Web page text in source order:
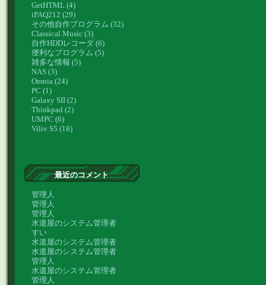
GetHTML (4)
iPAQ212 (29)
その他自作プログラム (32)
Classical Music (3)
自作HDDレコーダ (6)
便利なプログラム (5)
雑多な情報 (5)
NAS (3)
Omnia (24)
PC (1)
Galaxy SII (2)
Thinkpad (2)
UMPC (6)
Viliv S5 (18)
最近のコメント
管理人
管理人
管理人
水道屋のシステム管理者
すい
水道屋のシステム管理者
水道屋のシステム管理者
管理人
水道屋のシステム管理者
管理人